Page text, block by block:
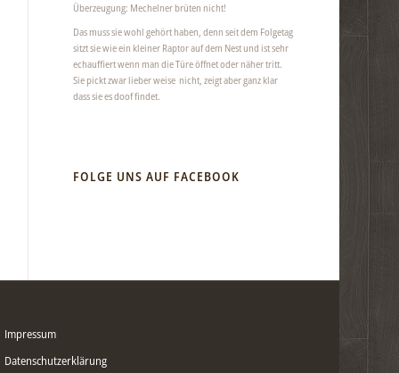
Überzeugung: Mechelner brüten nicht!
Das muss sie wohl gehört haben, denn seit dem Folgetag
sitzt sie wie ein kleiner Raptor auf dem Nest und ist sehr
echauffiert wenn man die Türe öffnet oder näher tritt.
Sie pickt zwar lieber weise nicht, zeigt aber ganz klar
dass sie es doof findet.
FOLGE UNS AUF FACEBOOK
Impressum
Datenschutzerklärung